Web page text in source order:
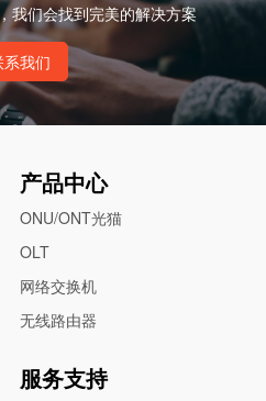
我们会找到完美的解决方案
系我们
产品中心
ONU/ONT光猫
OLT
网络交换机
无线路由器
服务支持